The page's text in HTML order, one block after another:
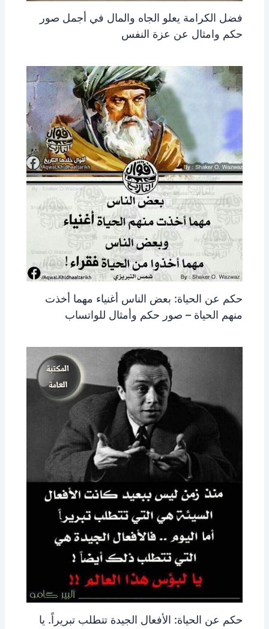
فضل الكرامة يعلو الجاه والمال في أجمل صور
حكم وامثال عن عزة النفس
حكم عن الحياة: بعض الناس أغنياء مهما أخذت
منهم الحياة – صور حكم وأمثال للواتساب
حكم عن الحياة: الأفعال الجيدة تتطلب تبريراً. يا